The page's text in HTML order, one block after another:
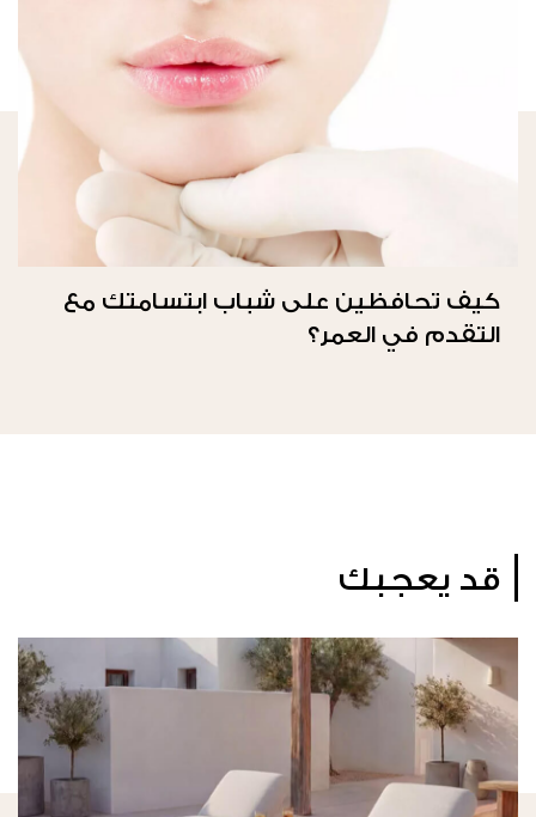
كيف تحافظين على شباب ابتسامتك مع
التقدم في العمر؟
قد يعجبك